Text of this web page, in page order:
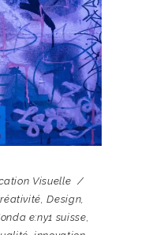
Visuelle
,Design
e:ny1 suisse